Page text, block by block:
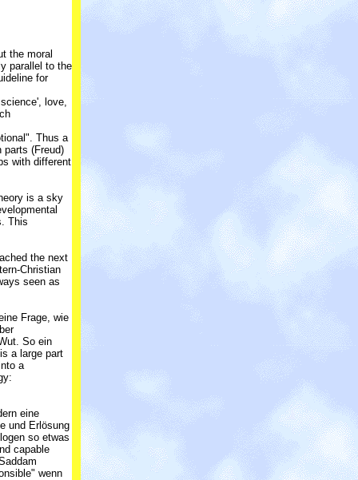
the moral
parallel to the
for
love,
Thus a
parts (Freud)
with different
is a sky
This
the next
Christian
seen as
Frage, wie
So ein
a large part
a
eine
und Erlösung
so etwas
capable
wenn